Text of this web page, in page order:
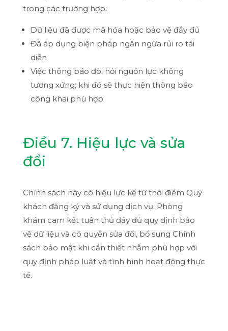
trong các trường hợp:
Dữ liệu đã được mã hóa hoặc bảo vệ đầy đủ
Đã áp dụng biện pháp ngăn ngừa rủi ro tái
diễn
Việc thông báo đòi hỏi nguồn lực không
tương xứng; khi đó sẽ thực hiện thông báo
công khai phù hợp
Điều 7. Hiệu lực và sửa
đổi
Chính sách này có hiệu lực kể từ thời điểm Quý
khách đăng ký và sử dụng dịch vụ. Phòng
khám cam kết tuân thủ đầy đủ quy định bảo
vệ dữ liệu và có quyền sửa đổi, bổ sung Chính
sách bảo mật khi cần thiết nhằm phù hợp với
quy định pháp luật và tình hình hoạt động thực
tế.